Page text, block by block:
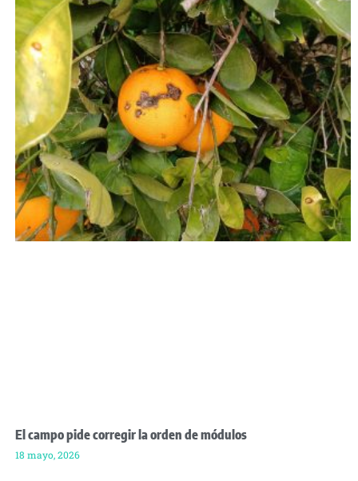
El campo pide corregir la orden de módulos
18 mayo, 2026